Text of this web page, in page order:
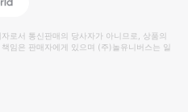
로서 통신판매의 당사자가 아니므로, 상품의
임은 판매자에게 있으며 (주)놀유니버스는 일